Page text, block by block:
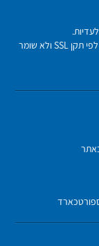
הזמנה באתר ללא חיוב, התשלום במלון. הוטלס מאובטח לפי תקן SSL ולא שומר